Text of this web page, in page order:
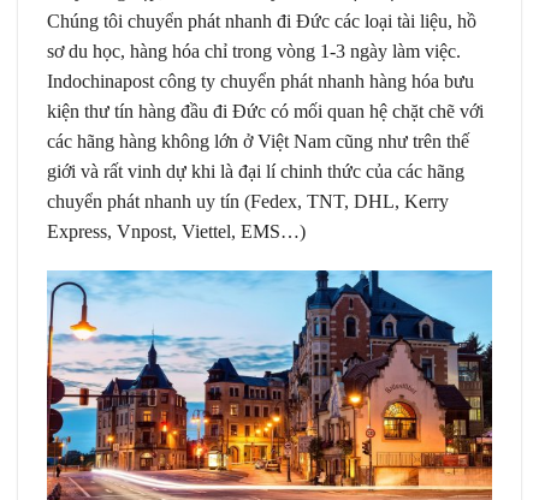
Chúng tôi chuyển phát nhanh đi Đức các loại tài liệu, hồ
sơ du học, hàng hóa chỉ trong vòng 1-3 ngày làm việc.
Indochinapost công ty chuyển phát nhanh hàng hóa bưu
kiện thư tín hàng đầu đi Đức có mối quan hệ chặt chẽ với
các hãng hàng không lớn ở Việt Nam cũng như trên thế
giới và rất vinh dự khi là đại lí chinh thức của các hãng
chuyển phát nhanh uy tín (Fedex, TNT, DHL, Kerry
Express, Vnpost, Viettel, EMS…)